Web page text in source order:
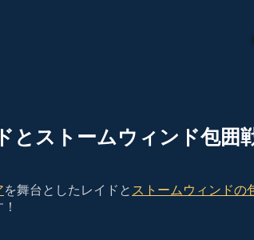
とストームウィンド包囲
を舞台としたレイドと ストームウィンドの